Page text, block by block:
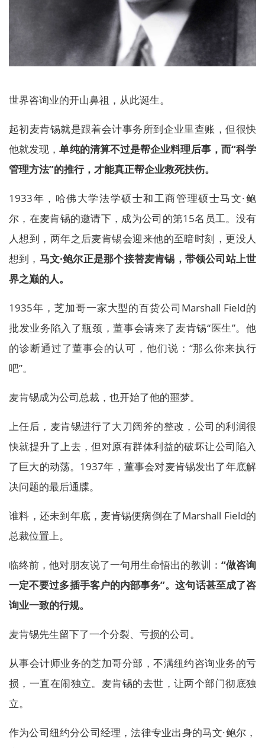
世界咨询业的开山鼻祖，从此诞生。
起初麦肯锡就是跟着会计事务所到企业里查账，但很快
他就发现，单纯的清算不过是帮企业料理后事，而“科学
管理方法”的推行，才能真正帮企业救死扶伤。
1933年，哈佛大学法学硕士和工商管理硕士马文·鲍
尔，在麦肯锡的邀请下，成为公司的第15名员工。没有
人想到，两年之后麦肯锡会迎来他的至暗时刻，更没人
想到， 马文·鲍尔正是那个接替麦肯锡，带领公司站上世
界之巅的人。
1935年，芝加哥一家大型的百货公司Marshall Field的
批发业务陷入了瓶颈，董事会请来了麦肯锡“医生”。他
的诊断通过了董事会的认可，他们说：“那么你来执行
吧”。
麦肯锡成为公司总裁，也开始了他的噩梦。
上任后，麦肯锡进行了大刀阔斧的整改，公司的利润很
快就提升了上去，但对原有群体利益的破坏让公司陷入
了巨大的动荡。1937年，董事会对麦肯锡发出了年底解
决问题的最后通牒。
谁料，还未到年底，麦肯锡便病倒在了Marshall Field的
总裁位置上。
临终前，他对朋友说了一句用生命悟出的教训： “做咨询
一定不要过多插手客户的内部事务”。这句话甚至成了咨
询业一致的行规。
麦肯锡先生留下了一个分裂、亏损的公司。
从事会计师业务的芝加哥分部，不满纽约咨询业务的亏
损，一直在闹独立。麦肯锡的去世，让两个部门彻底独
立。
作为公司纽约分公司经理，法律专业出身的马文·鲍尔，